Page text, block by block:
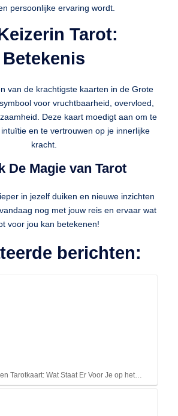
persoonlijke ervaring wordt.
Tarot:
Betekenis
van de krachtigste kaarten in de Grote
voor vruchtbaarheid, overvloed,
Deze kaart moedigt aan om te
en te vertrouwen op je innerlijke
kracht.
De Magie van Tarot
in jezelf duiken en nieuwe inzichten
nog met jouw reis en ervaar wat
voor jou kan betekenen!
berichten:
Tarotkaart: Wat Staat Er Voor Je op het…